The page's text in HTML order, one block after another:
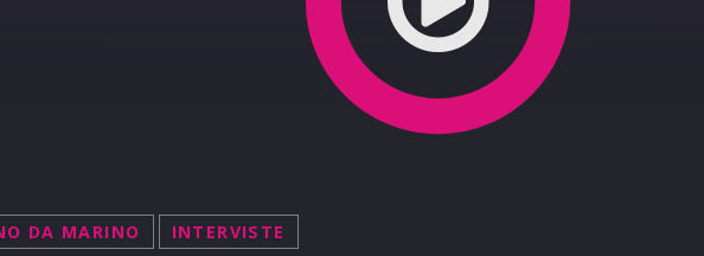
DA MARINO INTERVISTE